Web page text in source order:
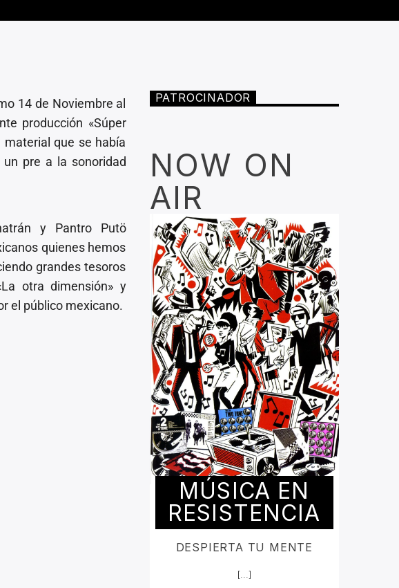
14 de Noviembre al
producción «Súper
que se había
pre a la sonoridad
y Pantro Putö
quienes hemos
grandes tesoros
otra dimensión» y
el público mexicano.
PATROCINADOR
NOW ON
AIR
MÚSICA EN
RESISTENCIA
DESPIERTA TU MENTE
[...]